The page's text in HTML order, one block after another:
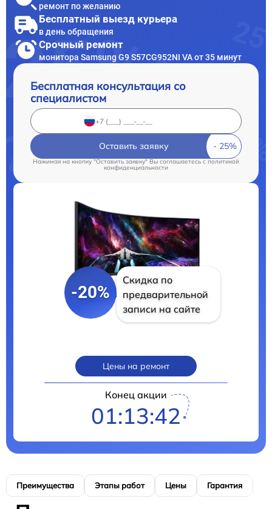
ремонт по желанию
Бесплатный выезд курьера
в день обращения
Срочный ремонт
монитора Samsung G9 S57CG952NI VA от 35 минут
Бесплатная консультация со
специалистом
Оставить заявку
Нажимая на кнопку "Оставить заявку" Вы соглашаетесь c политикой
конфиденциальности
-20%
Скидка по
предварительной
записи на сайте
Цены на ремонт
Конец акции
01:13:41
Преимущества Этапы работ Цены Гарантия